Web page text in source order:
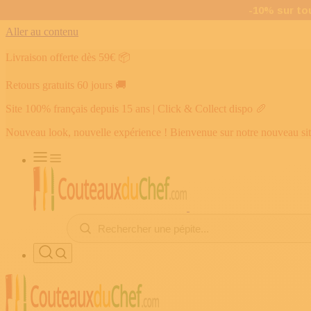
Aller au contenu
Livraison offerte dès 59€ 📦
Retours gratuits 60 jours 🚚
Site 100% français depuis 15 ans | Click & Collect dispo 🥖
Nouveau look, nouvelle expérience ! Bienvenue sur notre nouveau